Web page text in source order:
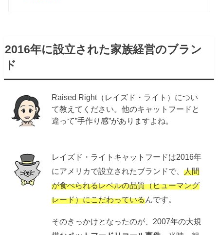
2016年に設立された家族経営のブラン
ド
Raised Right（レイズド・ライト）につい
て教えてください。他のキャットフードと
違って”手作り感”がありますよね。
レイズド・ライトキャットフードは2016年
にアメリカで設立されたブランドで、人間
が食べられるレベルの品質（ヒューマング
レード）にこだわっているんです。
そのきっかけとなったのが、2007年の大規